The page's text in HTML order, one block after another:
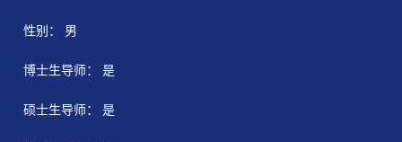
性别： 男
博士生导师： 是
硕士生导师： 是